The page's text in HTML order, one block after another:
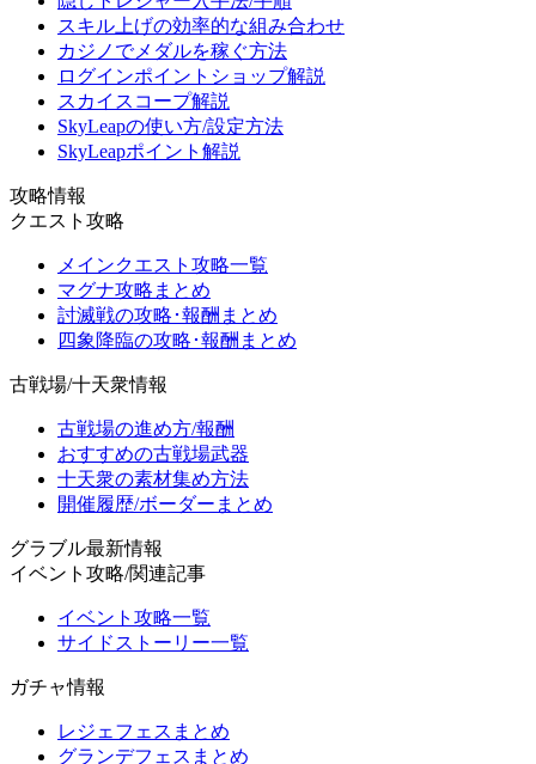
スキル上げの効率的な組み合わせ
カジノでメダルを稼ぐ方法
ログインポイントショップ解説
スカイスコープ解説
SkyLeapの使い方/設定方法
SkyLeapポイント解説
攻略情報
クエスト攻略
メインクエスト攻略一覧
マグナ攻略まとめ
討滅戦の攻略･報酬まとめ
四象降臨の攻略･報酬まとめ
古戦場/十天衆情報
古戦場の進め方/報酬
おすすめの古戦場武器
十天衆の素材集め方法
開催履歴/ボーダーまとめ
グラブル最新情報
イベント攻略/関連記事
イベント攻略一覧
サイドストーリー一覧
ガチャ情報
レジェフェスまとめ
グランデフェスまとめ